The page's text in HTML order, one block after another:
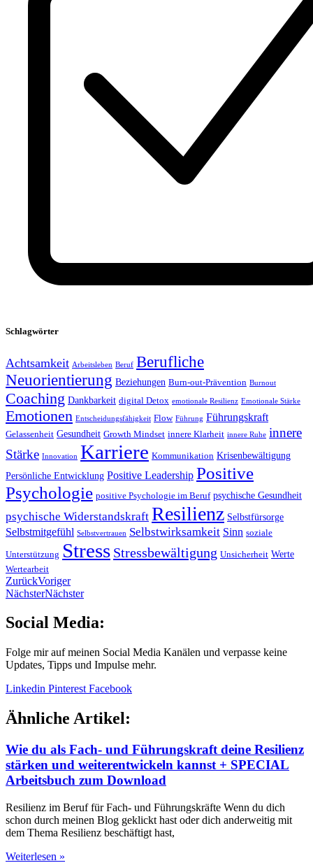
Schlagwörter
Achtsamkeit Arbeitsleben Beruf Berufliche
Neuorientierung Beziehungen Burn-out-Prävention Burnout
Coaching Dankbarkeit digital Detox emotionale Resilienz Emotionale Stärke
Emotionen Entscheidungsfähigkeit Flow Führung Führungskraft
Gelassenheit Gesundheit Growth Mindset innere Klarheit innere Ruhe innere
Stärke Innovation Karriere Kommunikation Krisenbewältigung
Persönliche Entwicklung Positive Leadership Positive
Psychologie positive Psychologie im Beruf psychische Gesundheit
psychische Widerstandskraft Resilienz Selbstfürsorge
Selbstmitgefühl Selbstvertrauen Selbstwirksamkeit Sinn soziale
Unterstützung Stress Stressbewältigung Unsicherheit Werte
Wertearbeit
ZurückVoriger
NächsterNächster
Social Media:
Folge mir auf meinen Social Media Kanälen und verpasse keine
Updates, Tipps und Impulse mehr.
Linkedin Pinterest Facebook
Ähnliche Artikel:
Wie du als Fach- und Führungskraft deine Resilienz
stärken und weiterentwickeln kannst + SPECIAL
Arbeitsbuch zum Download
Resilienz im Beruf für Fach- und Führungskräfte Wenn du dich
schon durch meinen Blog geklickt hast oder dich anderweitig mit
dem Thema Resilienz beschäftigt hast,
Weiterlesen »